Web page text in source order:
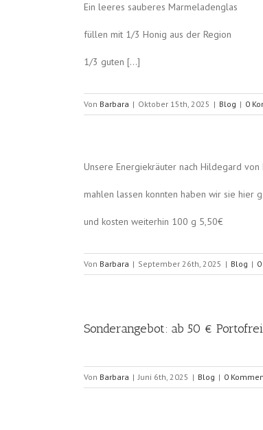
Ein leeres sauberes Marmeladenglas
füllen mit 1/3 Honig aus der Region
1/3 guten […]
Von Barbara | Oktober 15th, 2025 | Blog | 0
Unsere Energiekräuter nach Hildegard
mahlen lassen konnten haben wir sie hier
und kosten weiterhin 100 g 5,50€
Von Barbara | September 26th, 2025 | Blog |
Sonderangebot: ab 50 € Portofrei
Von Barbara | Juni 6th, 2025 | Blog | 0